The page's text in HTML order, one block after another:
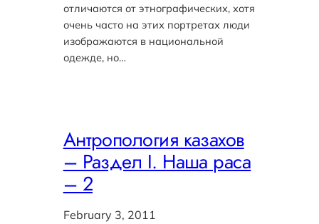
отличаются от этнографических, хотя
очень часто на этих портретах люди
изображаются в национальной
одежде, но…
Антропология казахов
– Раздел I. Наша раса
– 2
February 3, 2011